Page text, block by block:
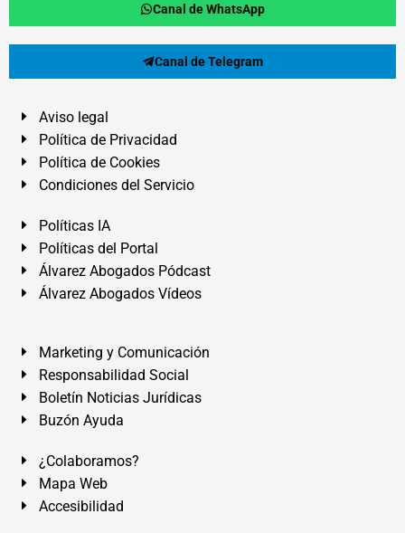
Canal de WhatsApp
Canal de Telegram
Aviso legal
Política de Privacidad
Política de Cookies
Condiciones del Servicio
Políticas IA
Políticas del Portal
Álvarez Abogados Pódcast
Álvarez Abogados Vídeos
Marketing y Comunicación
Responsabilidad Social
Boletín Noticias Jurídicas
Buzón Ayuda
¿Colaboramos?
Mapa Web
Accesibilidad